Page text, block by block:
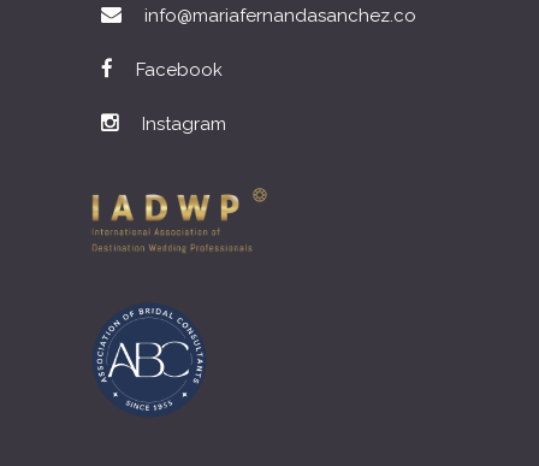
info@mariafernandasanchez.co
Facebook
Instagram